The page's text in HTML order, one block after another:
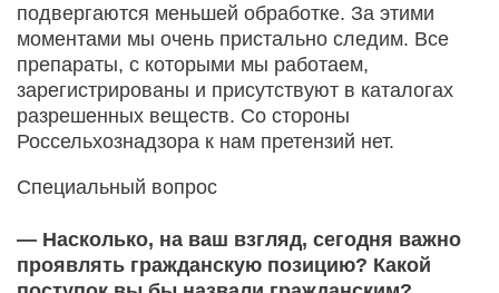
подвергаются меньшей обработке. За этими
моментами мы очень пристально следим. Все
препараты, с которыми мы работаем,
зарегистрированы и присутствуют в каталогах
разрешенных веществ. Со стороны
Россельхознадзора к нам претензий нет.
Специальный вопрос
— Насколько, на ваш взгляд, сегодня важно
проявлять гражданскую позицию? Какой